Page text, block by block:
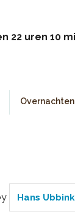
22 uren 10
Hans Ubbink